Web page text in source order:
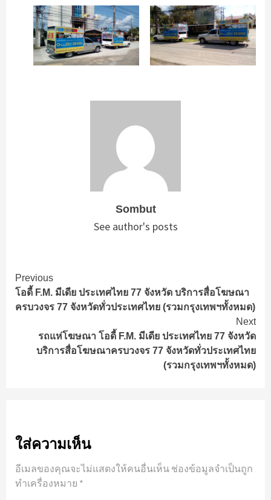
Sombut
See author's posts
Continue
Reading
Previous
โอดี้ F.M. มีเดีย ประเทศไทย 77 จังหวัด บริการสื่อโฆษณา
ครบวงจร 77 จังหวัดทั่วประเทศไทย (รวมกรุงเทพฯทั้งหมด)
Next
รถแห่โฆษณา โอดี้ F.M. มีเดีย ประเทศไทย 77 จังหวัด
บริการสื่อโฆษณาครบวงจร 77 จังหวัดทั่วประเทศไทย
(รวมกรุงเทพฯทั้งหมด)
ใส่ความเห็น
อีเมลของคุณจะไม่แสดงให้คนอื่นเห็น ช่องข้อมูลจำเป็นถูก
ทำเครื่องหมาย *